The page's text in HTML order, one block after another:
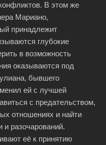
В этом же
Мариано,
принадлежит
глубокие
в возможность
оказываются под
бывшего
ей с лучшей
с предательством,
отношениях и найти
разочарований.
её к принятию